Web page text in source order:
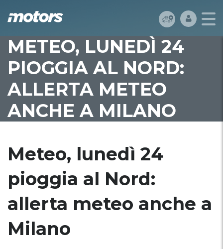
METEO, LUNEDÌ 24
PIOGGIA AL NORD:
ALLERTA METEO
ANCHE A MILANO
Meteo, lunedì 24
pioggia al Nord:
allerta meteo anche a
Milano